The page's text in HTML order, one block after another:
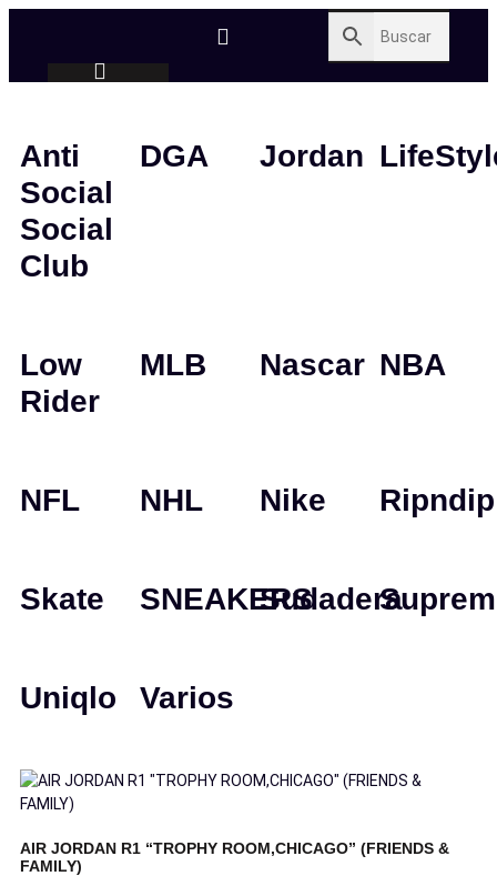
Anti
Social
Social
Club
DGA Jordan
Low
Rider
MLB Nascar NBA
NFL NHL Nike Ripndip
Skate SNEAKERSSudadera
Uniqlo Varios
AIR JORDAN R1 “TROPHY ROOM,CHICAGO” (FRIENDS &
FAMILY)